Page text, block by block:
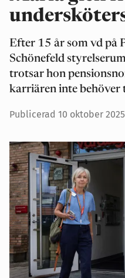
Efter 15 år som vd på
Schönefeld
trotsar hon
karriären inte behöver
Publicerad 10 oktober